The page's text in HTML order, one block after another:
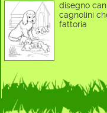
disegno
cagnolini
fattoria